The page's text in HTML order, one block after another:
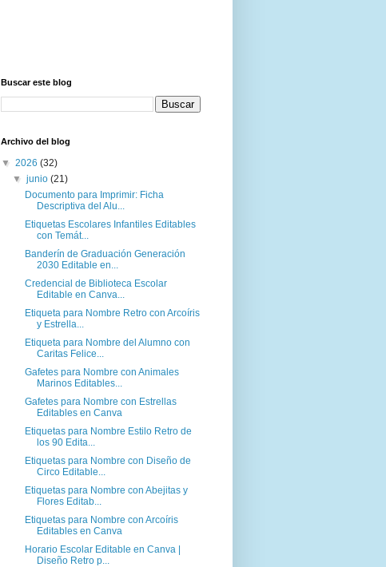
Buscar este blog
Archivo del blog
▼ 2026 (32)
▼junio(21)
Documento para Imprimir: Ficha
Descriptiva del Alu...
Etiquetas Escolares Infantiles Editables
con Temát...
Banderín de Graduación Generación
2030 Editable en...
Credencial de Biblioteca Escolar
Editable en Canva...
Etiqueta para Nombre Retro con Arcoíris
y Estrella...
Etiqueta para Nombre del Alumno con
Caritas Felice...
Gafetes para Nombre con Animales
Marinos Editables...
Gafetes para Nombre con Estrellas
Editables en Canva
Etiquetas para Nombre Estilo Retro de
los 90 Edita...
Etiquetas para Nombre con Diseño de
Circo Editable...
Etiquetas para Nombre con Abejitas y
Flores Editab...
Etiquetas para Nombre con Arcoíris
Editables en Canva
Horario Escolar Editable en Canva |
Diseño Retro p...